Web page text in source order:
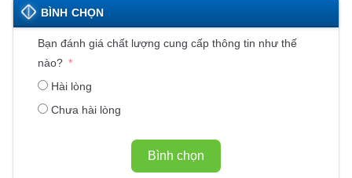
BÌNH CHỌN
Bạn đánh giá chất lượng cung cấp thông tin như thế
nào?
Hài lòng
Chưa hài lòng
Bình chọn